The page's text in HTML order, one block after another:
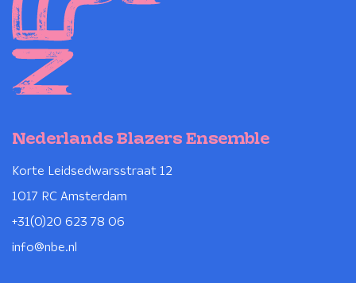
Nederlands Blazers Ensemble
Korte Leidsedwarsstraat 12
1017 RC Amsterdam
+31(0)20 623 78 06
info@nbe.nl